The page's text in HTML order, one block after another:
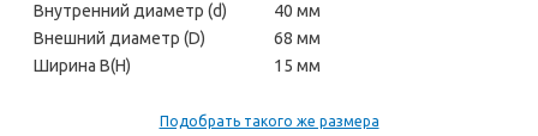
Внутренний диаметр (d)
40 мм
Внешний диаметр (D)
68 мм
Ширина В(H)
15 мм
Подобрать такого же размера